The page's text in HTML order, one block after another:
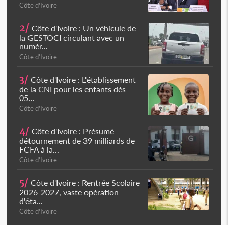
Côte d'Ivoire
2/ Côte d'Ivoire : Un véhicule de
la GESTOCI circulant avec un
numér...
Côte d'Ivoire
3/ Côte d'Ivoire : L'établissement
de la CNI pour les enfants dès
05...
Côte d'Ivoire
4/ Côte d'Ivoire : Présumé
détournement de 39 milliards de
FCFA à la...
Côte d'Ivoire
5/ Côte d'Ivoire : Rentrée Scolaire
2026-2027, vaste opération
d'éta...
Côte d'Ivoire